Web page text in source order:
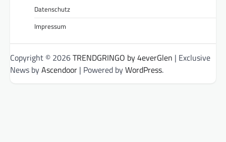
Datenschutz
Impressum
Copyright © 2026TRENDGRINGO by 4everGlen | Exclusive
News byAscendoor | Powered byWordPress.